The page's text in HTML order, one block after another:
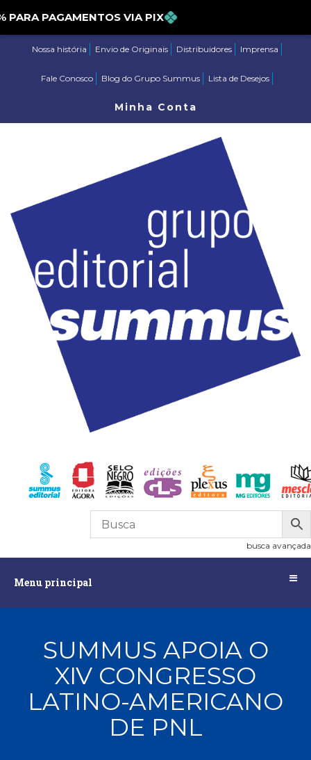
PAGAMENTOS VIA PIX
Nossa história Envio de Originais Distribuidores Imprensa
Fale Conosco Blog do Grupo Summus Lista de Desejos
Minha Conta
busca avançada
Menu principal
principalAssuntos
Administração,
Astrologia
PROMOÇÕES
MAIS
SUMMUS APOIA O
XIV CONGRESSO
LATINO-AMERICANO
DE PNL